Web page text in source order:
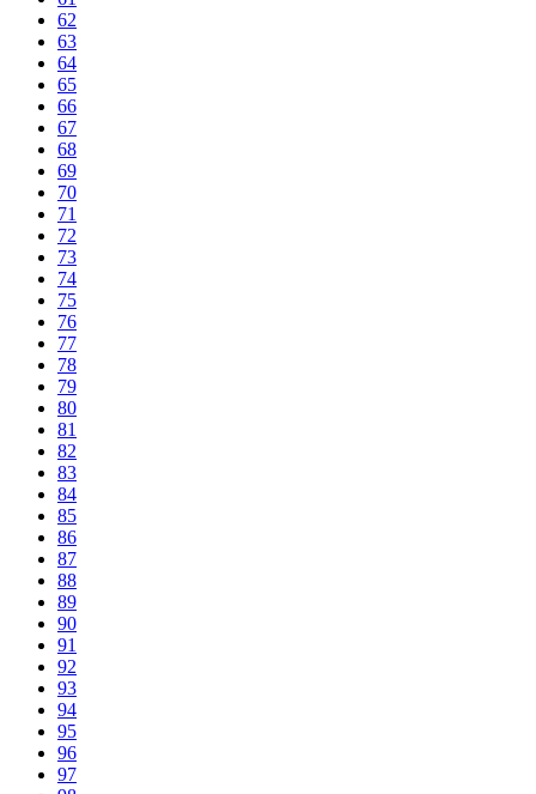
62
63
64
65
66
67
68
69
70
71
72
73
74
75
76
77
78
79
80
81
82
83
84
85
86
87
88
89
90
91
92
93
94
95
96
97